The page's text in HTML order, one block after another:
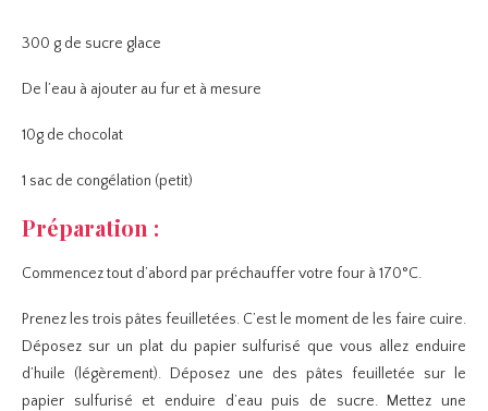
300 g de sucre glace
De l’eau à ajouter au fur et à mesure
10g de chocolat
1 sac de congélation (petit)
Préparation :
Commencez tout d’abord par préchauffer votre four à 170°C.
Prenez les trois pâtes feuilletées. C’est le moment de les faire cuire.
Déposez sur un plat du papier sulfurisé que vous allez enduire
d’huile (légèrement). Déposez une des pâtes feuilletée sur le
papier sulfurisé et enduire d’eau puis de sucre. Mettez une